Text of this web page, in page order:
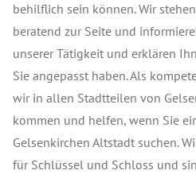
behilflich sein können. Wir
beratend zur Seite und
unserer Tätigkeit und erklären
Sie angepasst haben. Als
wir in allen Stadtteilen von
kommen und helfen, wenn Sie
Gelsenkirchen Altstadt suchen.
für Schlüssel und Schloss und